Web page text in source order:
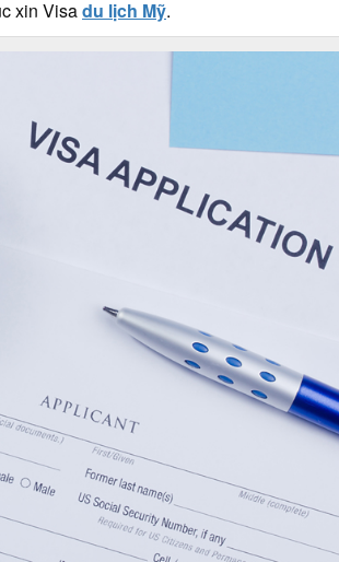
xin Visadu lịch Mỹ.